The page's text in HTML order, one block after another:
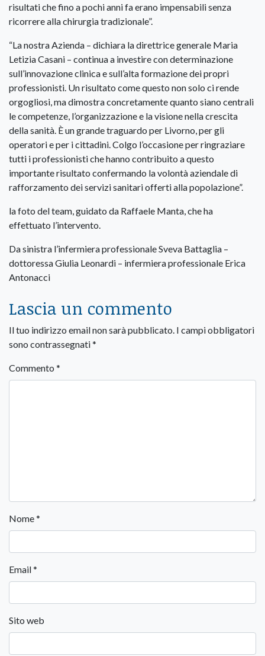
risultati che fino a pochi anni fa erano impensabili senza
ricorrere alla chirurgia tradizionale”.
“La nostra Azienda – dichiara la direttrice generale Maria
Letizia Casani – continua a investire con determinazione
sull’innovazione clinica e sull’alta formazione dei propri
professionisti. Un risultato come questo non solo ci rende
orgogliosi, ma dimostra concretamente quanto siano centrali
le competenze, l’organizzazione e la visione nella crescita
della sanità. È un grande traguardo per Livorno, per gli
operatori e per i cittadini. Colgo l’occasione per ringraziare
tutti i professionisti che hanno contribuito a questo
importante risultato confermando la volontà aziendale di
rafforzamento dei servizi sanitari offerti alla popolazione”.
la foto del team, guidato da Raffaele Manta, che ha
effettuato l’intervento.
Da sinistra l’infermiera professionale Sveva Battaglia –
dottoressa Giulia Leonardi – infermiera professionale Erica
Antonacci
Lascia un commento
Il tuo indirizzo email non sarà pubblicato. I campi obbligatori
sono contrassegnati*
Commento *
Nome*
Email*
Sito web